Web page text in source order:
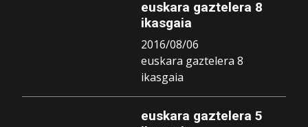
euskara gaztelera 8
ikasgaia
2016/08/06
euskara gaztelera 8
ikasgaia
euskara gaztelera 5